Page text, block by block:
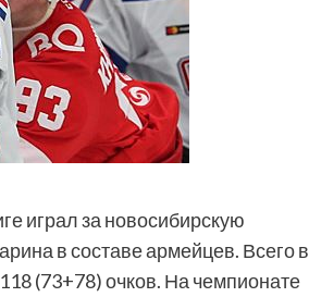
играл за новосибирскую
в составе армейцев. Всего в
(73+78) очков. На чемпионате